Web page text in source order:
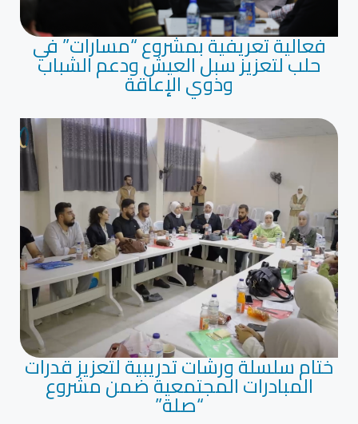
فعالية تعريفية بمشروع “مسارات” في
حلب لتعزيز سبل العيش ودعم الشباب
وذوي الإعاقة
ختام سلسلة ورشات تدريبية لتعزيز قدرات
المبادرات المجتمعية ضمن مشروع
“صلة”